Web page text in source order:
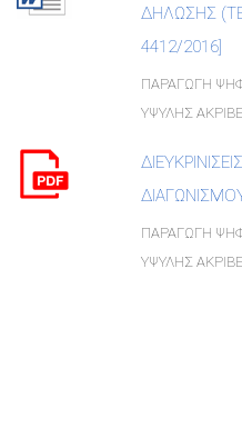
ΔΗΛΩΣΗΣ
4412/2016]
ΠΑΡΑΓΩΓΗ
ΥΨΥΛΗΣ
ΠΑΡΑΓΩΓΗ
ΥΨΥΛΗΣ